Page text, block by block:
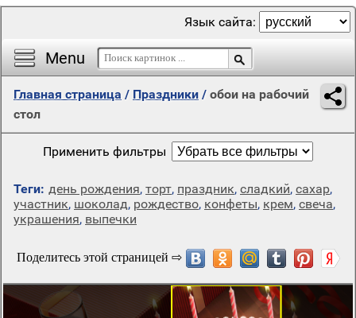
Menu
Язык сайта:
Главная страница / Праздники / обои на рабочий
стол
Применить фильтры
Теги: день рождения, торт, праздник, сладкий, сахар,
участник, шоколад, рождество, конфеты, крем, свеча,
украшения, выпечки